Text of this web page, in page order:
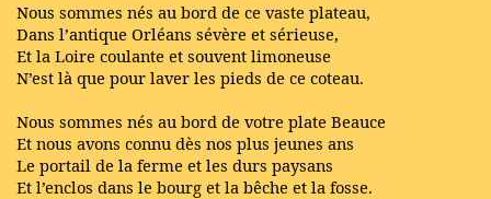
Nous sommes nés au bord de ce vaste plateau,
Dans l’antique Orléans sévère et sérieuse,
Et la Loire coulante et souvent limoneuse
N’est là que pour laver les pieds de ce coteau.
Nous sommes nés au bord de votre plate Beauce
Et nous avons connu dès nos plus jeunes ans
Le portail de la ferme et les durs paysans
Et l’enclos dans le bourg et la bêche et la fosse.